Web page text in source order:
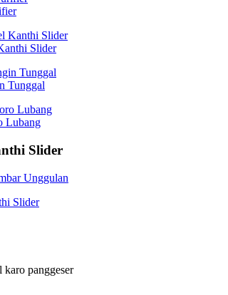
Slider
Tunggal
Lubang
Slider
karo panggeser